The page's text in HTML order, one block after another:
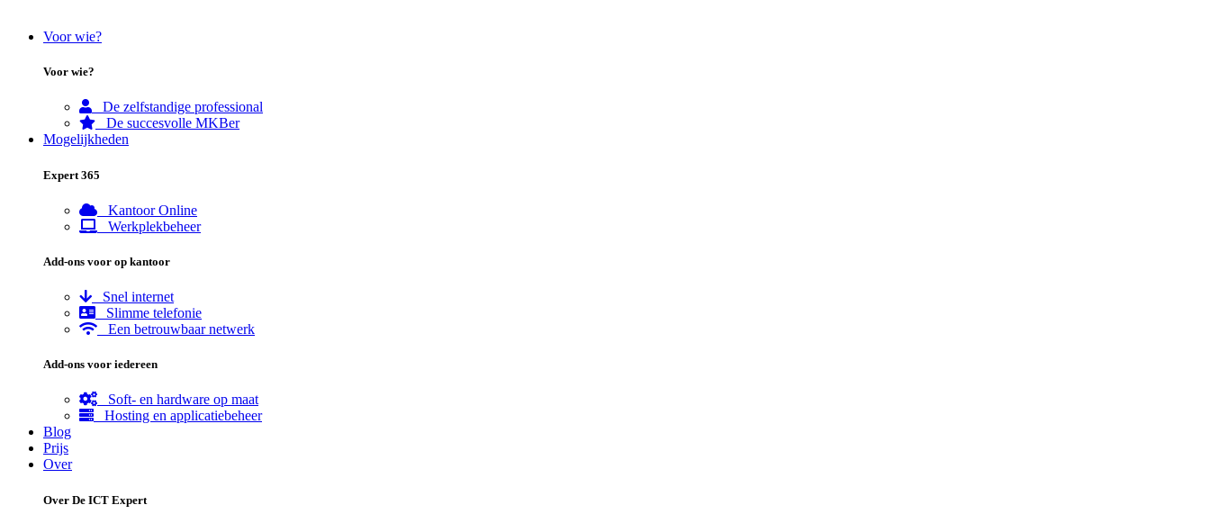
Voor wie?
Voor wie?
De zelfstandige professional
De succesvolle MKBer
Mogelijkheden
Expert 365
Kantoor Online
Werkplekbeheer
Add-ons voor op kantoor
Snel internet
Slimme telefonie
Een betrouwbaar netwerk
Add-ons voor iedereen
Soft- en hardware op maat
Hosting en applicatiebeheer
Blog
Prijs
Over
Over De ICT Expert